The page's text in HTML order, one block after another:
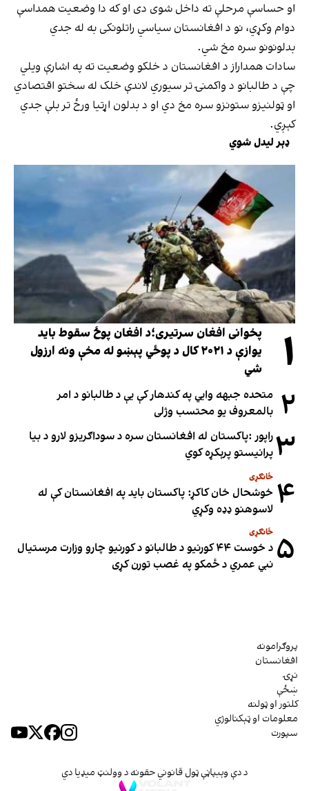
او حساسې مرحلې ته داخل شوی دی او که دا وضعیت همداسې
دوام وکړي، نو د افغانستان سیاسي راتلونکی به له جدي
بدلونونو سره مخ شي.
سادات همداراز د افغانستان د خلکو وضعیت ته په اشارې ویلي
چې د طالبانو د واکمنۍ تر سیوري لاندې خلک له سختو اقتصادي
او ټولنیزو ستونزو سره مخ دي او د بدلون اړتیا ورځ تر بلې جدي
کېږي.
ډېر لیدل شوي
۱
پخوانی افغان سرتیری؛د افغان پوځ سقوط باید
یوازې د ۲۰۲۱ کال د پوځي پېښو له مخې ونه ارزول
شي
۲ متحده جبهه وايي په کندهار کې یې د طالبانو د امر
بالمعروف یو محتسب وژلی
۳راپور :پاکستان له افغانستان سره د سوداګریزو لارو د بیا
پرانیستو پرېکړه کوي
۴ ځانګړی
خوشحال خان کاکړ: پاکستان بايد په افغانستان کې له
لاسوهنو ډډه وکړي
۵ ځانګړی
د خوست ۴۴ کورنیو د طالبانو د کورنیو چارو وزارت مرستیال
نبي عمري د ځمکو په غصب تورن کړی
پروګرامونه
افغانستان
نړۍ
ښځې
کلتور او ټولنه
معلومات او ټېکنالوژي
سپورت
د دې وېبپاڼې ټول قانوني حقونه د وولنټ میډیا دي